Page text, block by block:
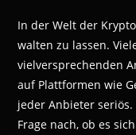
In der Welt der
walten zu lassen.
vielversprechenden
auf Plattformen wie
jeder Anbieter
Frage nach, ob es